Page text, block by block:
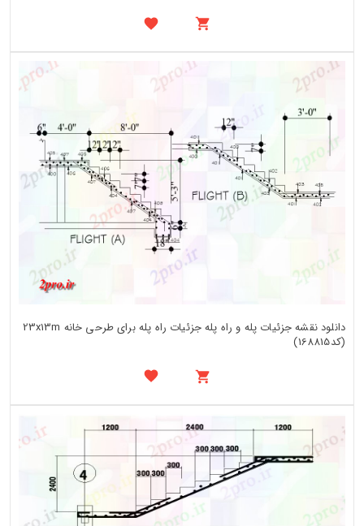
دانلود نقشه جزئیات پله و راه پله جزئیات راه پله برای طرحی خانه 23x13m
(کد168815)